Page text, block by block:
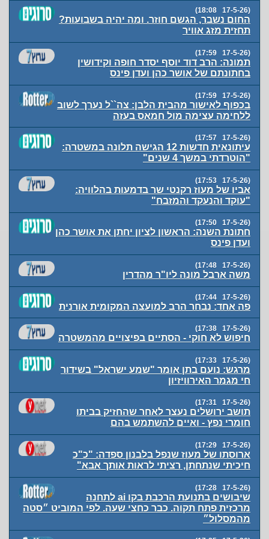
(17-5-26 18:08)
החום נשבר, הגשם חוזר. ומה יהיה בשבועות?
תחזית מזג אוויר
(17-5-26 17:59)
תמונה: הרב דוד יוסף יסדר חופה וקידושין
בחתונתם של אושר כהן ועדן פינס
(17-5-26 17:59)
בכפוף לאישור מהבית הלבן: צה``ל נערך לשוב
ללחימה עצימה מול חמאס בעזה
(17-5-26 17:57)
עיתונאית חדשות 12 הגישה תלונה במשטרה:
"הוטרדתי במשך 4 שנים"
(17-5-26 17:53)
אביו של מעוז רקנטי שר בדמעות בהלוויה:
"עוקד והנעקד והמזבח"
(17-5-26 17:50)
חתונת השנה: הראשון לציון יחתן את אושר כהן
ועדן פינס
(17-5-26 17:48)
משה ארבל מונה ליו"ר מהדרין
(17-5-26 17:44)
פה אחד: נבחר הרב למועצה המקומית אורנית
(17-5-26 17:38)
חיפוש לא חוקי - הסתיים בפיצויים מהמשטרה
(17-5-26 17:33)
מרגש: נועם בתן אומר "שמע ישראל" בשידור
חי מגמר האירוויזיון
(17-5-26 17:31)
תושב ירושלים נעצר לאחר שהחזיק בביתו
חומרי נפץ - ואיים להשתמש בהם
(17-5-26 17:29)
ארוסתו של מעוז שנפל בלבנון ספדה: "כ"כ
חיכיתי שנתחתן, רציתי לראות אותך אבא"
(17-5-26 17:28)
שיבושים בתנועת הרכבת בקו ai לתחנה
מרכזית פתח תקוה. כבר כחצי שעה. לפי המוביט ״סטה
מהמסלול״